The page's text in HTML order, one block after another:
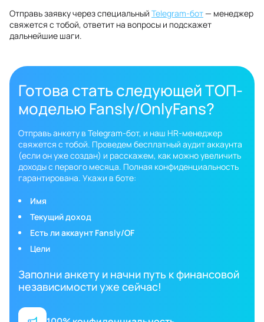
Отправь заявку через специальный Telegram-бот— менеджер
свяжется с тобой, ответит на вопросы и подскажет
дальнейшие шаги.
Готова стать следующей ТОП-
моделью Fansly/OnlyFans?
Отправь анкету в Telegram-бот, и наш HR-менеджер
свяжется с тобой. Проведем бесплатный аудит аккаунта
(если он уже создан) и расскажем, как можно увеличить
доходы с первого месяца. Полная конфиденциальность
гарантирована. Укажи в боте:
Имя
Текущий доход
Есть ли аккаунт Fansly/OF
Цели
Заполни анкету и начни путь к финансовой
независимости уже сейчас!